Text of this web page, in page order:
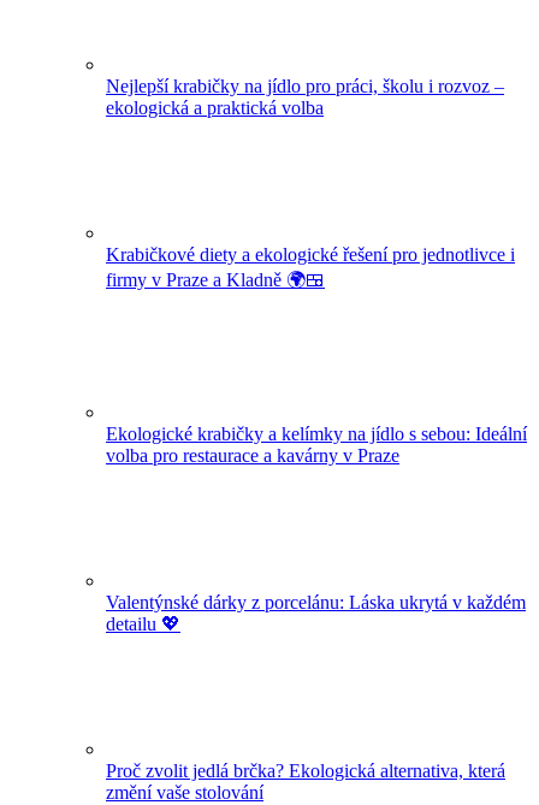
Nejlepší krabičky na jídlo pro práci, školu i rozvoz –
ekologická a praktická volba
Krabičkové diety a ekologické řešení pro jednotlivce i
firmy v Praze a Kladně 🌍🍱
Ekologické krabičky a kelímky na jídlo s sebou: Ideální
volba pro restaurace a kavárny v Praze
Valentýnské dárky z porcelánu: Láska ukrytá v každém
detailu 💖
Proč zvolit jedlá brčka? Ekologická alternativa, která
změní vaše stolování